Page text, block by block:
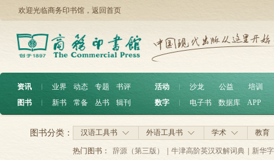
欢迎光临商务印书馆， 返回首页
资讯 ︱ 业界 动态 专题
书评
图书
︱ 新书 常备 丛书 辑刊
活动 沙龙 公益
培训
数字
电子书 数据库 APP
汉语工具书 外语工具书 学术 教育
图书分类：
热门图书： 辞源（第三版） 牛津高阶英汉双解词典 新华